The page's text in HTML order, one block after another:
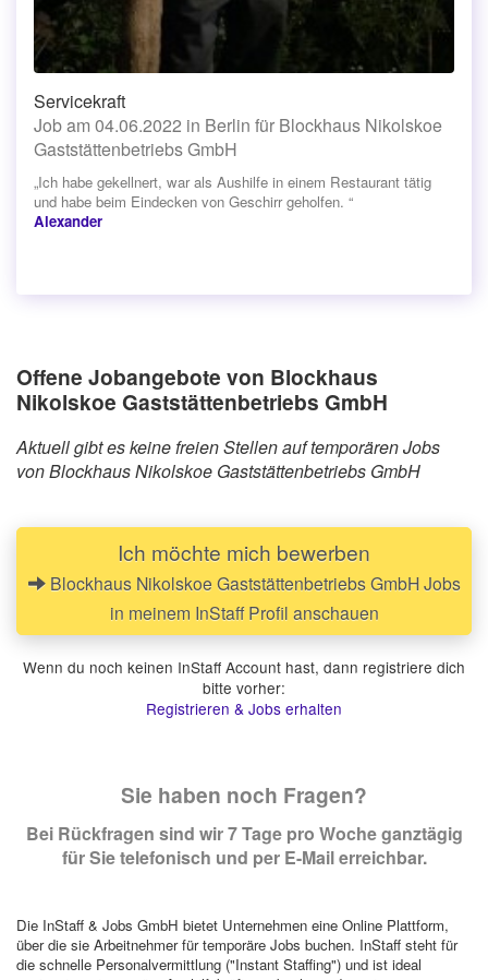
Servicekraft
Job am 04.06.2022 in Berlin für Blockhaus Nikolskoe
Gaststättenbetriebs GmbH
„Ich habe gekellnert, war als Aushilfe in einem Restaurant tätig
und habe beim Eindecken von Geschirr geholfen. “
Alexander
Offene Jobangebote von Blockhaus
Nikolskoe Gaststättenbetriebs GmbH
Aktuell gibt es keine freien Stellen auf temporären Jobs
von Blockhaus Nikolskoe Gaststättenbetriebs GmbH
Ich möchte mich bewerben
Blockhaus Nikolskoe Gaststättenbetriebs GmbH Jobs
in meinem InStaff Profil anschauen
Wenn du noch keinen InStaff Account hast, dann registriere dich
bitte vorher:
Registrieren & Jobs erhalten
Sie haben noch Fragen?
Bei Rückfragen sind wir 7 Tage pro Woche ganztägig
für Sie telefonisch und per E-Mail erreichbar.
Die InStaff & Jobs GmbH bietet Unternehmen eine Online Plattform,
über die sie Arbeitnehmer für temporäre Jobs buchen. InStaff steht für
die schnelle Personalvermittlung ("Instant Staffing") und ist ideal